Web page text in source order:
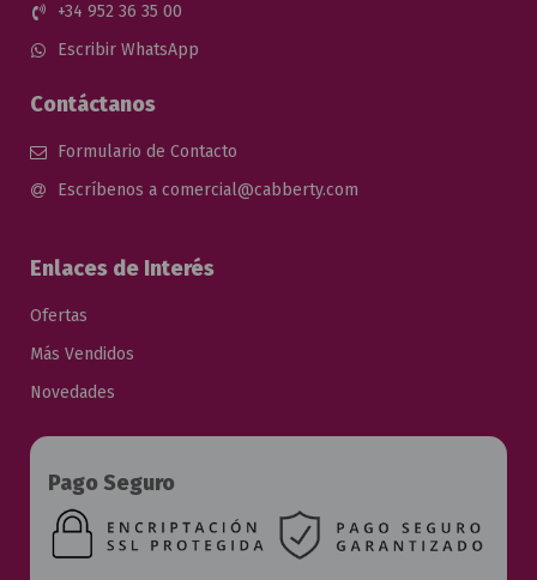
+34 952 36 35 00
Escribir WhatsApp
Contáctanos
Formulario de Contacto
Escríbenos a comercial@cabberty.com
Enlaces de Interés
Ofertas
Más Vendidos
Novedades
Pago Seguro